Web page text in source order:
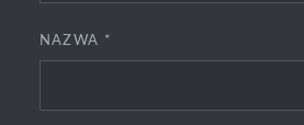
NAZWA *